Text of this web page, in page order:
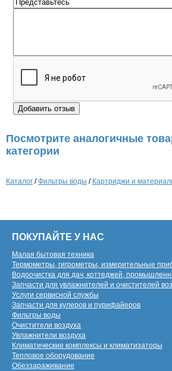
Посмотрите аналогичные
категории
Каталог /Фильтры воды / Картриджи и
ПОКУПАЙТЕ У НАС
Малая бытовая техника
Термометры, гигрометры, измерительные
Водоочистка для дач, коттеджей,
Запчасти для увлажнителей и очистителей
Услуги сервисной службы
Запчасти для кулеров и пурифайеров
Фильтры воды
Очистители воздуха
Увлажнители воздуха
Климатические комплексы и климатизаторы
Тепловое оборудование
Обеззараживание